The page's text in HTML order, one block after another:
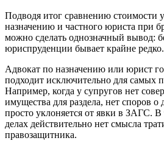
Подводя итог сравнению стоимости
назначению и частного юриста при
можно сделать однозначный вывод:
юриспруденции бывает крайне редко.
Адвокат по назначению или юрист
подходит исключительно для самых
Например, когда у супругов нет
имущества для раздела, нет споров о
просто уклоняется от явки в ЗАГС.
делах действительно нет смысла
правозащитника.